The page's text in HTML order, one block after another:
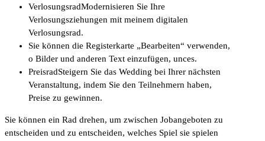
VerlosungsradModernisieren Sie Ihre
Verlosungsziehungen mit meinem digitalen
Verlosungsrad.
Sie können die Registerkarte „Bearbeiten“ verwenden,
o Bilder und anderen Text einzufügen, unces.
PreisradSteigern Sie das Wedding bei Ihrer nächsten
Veranstaltung, indem Sie den Teilnehmern haben,
Preise zu gewinnen.
Sie können ein Rad drehen, um zwischen Jobangeboten zu
entscheiden und zu entscheiden, welches Spiel sie spielen